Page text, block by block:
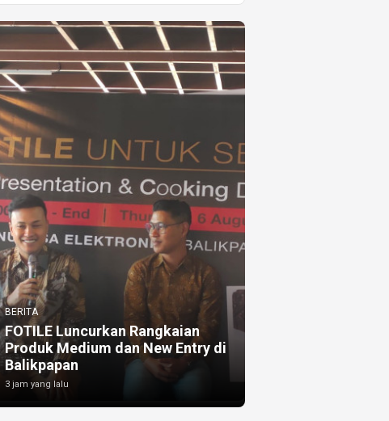
BERITA
FOTILE Luncurkan Rangkaian
Produk Medium dan New Entry di
Balikpapan
3 jam yang lalu